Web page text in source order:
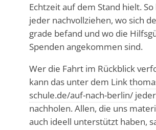
Echtzeit auf dem Stand hielt.
jeder nachvollziehen, wo sich
grade befand und wo die
Spenden angekommen sind.
Wer die Fahrt im Rückblick
kann das unter dem Link
schule.de/auf-nach-berlin/
nachholen. Allen, die uns
auch ideell unterstützt haben,